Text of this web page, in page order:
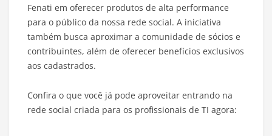
Fenati em oferecer produtos de alta performance
para o público da nossa rede social. A iniciativa
também busca aproximar a comunidade de sócios e
contribuintes, além de oferecer benefícios exclusivos
aos cadastrados.
Confira o que você já pode aproveitar entrando na
rede social criada para os profissionais de TI agora: